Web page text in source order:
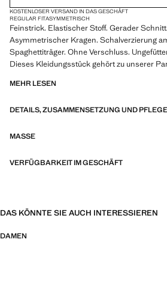
KOSTENLOSER VERSAND IN DAS GESCHÄFT
REGULAR FITASYMMETRISCH
Feinstrick. Elastischer Stoff. Gerader
Asymmetrischer Kragen. Schalverzierung
Spaghettiträger. Ohne Verschluss.
Dieses Kleidungsstück gehört zu unserer
veredeln. Online-exklusives Produkt
MEHR LESEN
DETAILS, ZUSAMMENSETZUNG UND
MASSE
VERFÜGBARKEIT IM GESCHÄFT
DAS KÖNNTE SIE AUCH INTERESSIEREN
DAMEN